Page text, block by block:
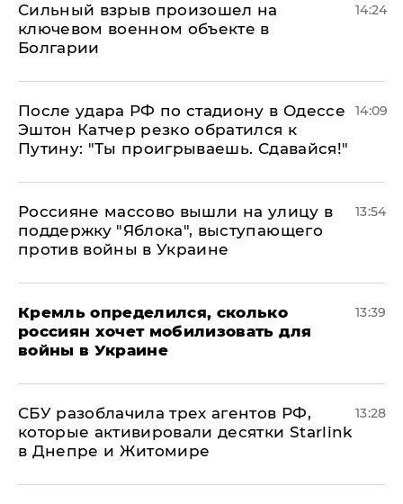
Сильный взрыв произошел на
ключевом военном объекте в
Болгарии
14:24
После удара РФ по стадиону в Одессе
Эштон Катчер резко обратился к
Путину: "Ты проигрываешь. Сдавайся!"
14:09
Россияне массово вышли на улицу в
поддержку "Яблока", выступающего
против войны в Украине
13:54
Кремль определился, сколько
россиян хочет мобилизовать для
войны в Украине
13:39
СБУ разоблачила трех агентов РФ,
которые активировали десятки Starlink
в Днепре и Житомире
13:28